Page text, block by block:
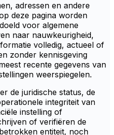
adressen en andere
deze pagina worden
voor algemene
naar nauwkeurigheid,
volledig, actueel of
zonder kennisgeving
recente gegevens van
weerspiegelen.
de juridische status, de
integriteit van
instelling of
of verifiëren de
entiteit, noch